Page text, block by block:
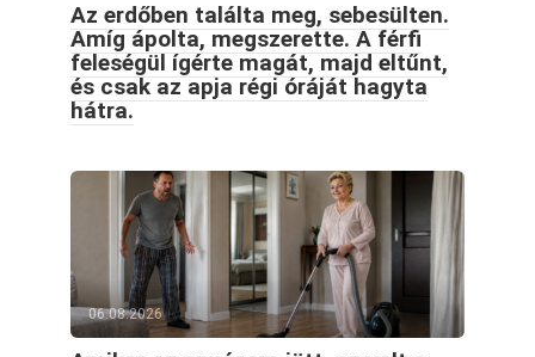
Az erdőben találta meg, sebesülten.
Amíg ápolta, megszerette. A férfi
feleségül ígérte magát, majd eltűnt,
és csak az apja régi óráját hagyta
hátra.
06.08.2026